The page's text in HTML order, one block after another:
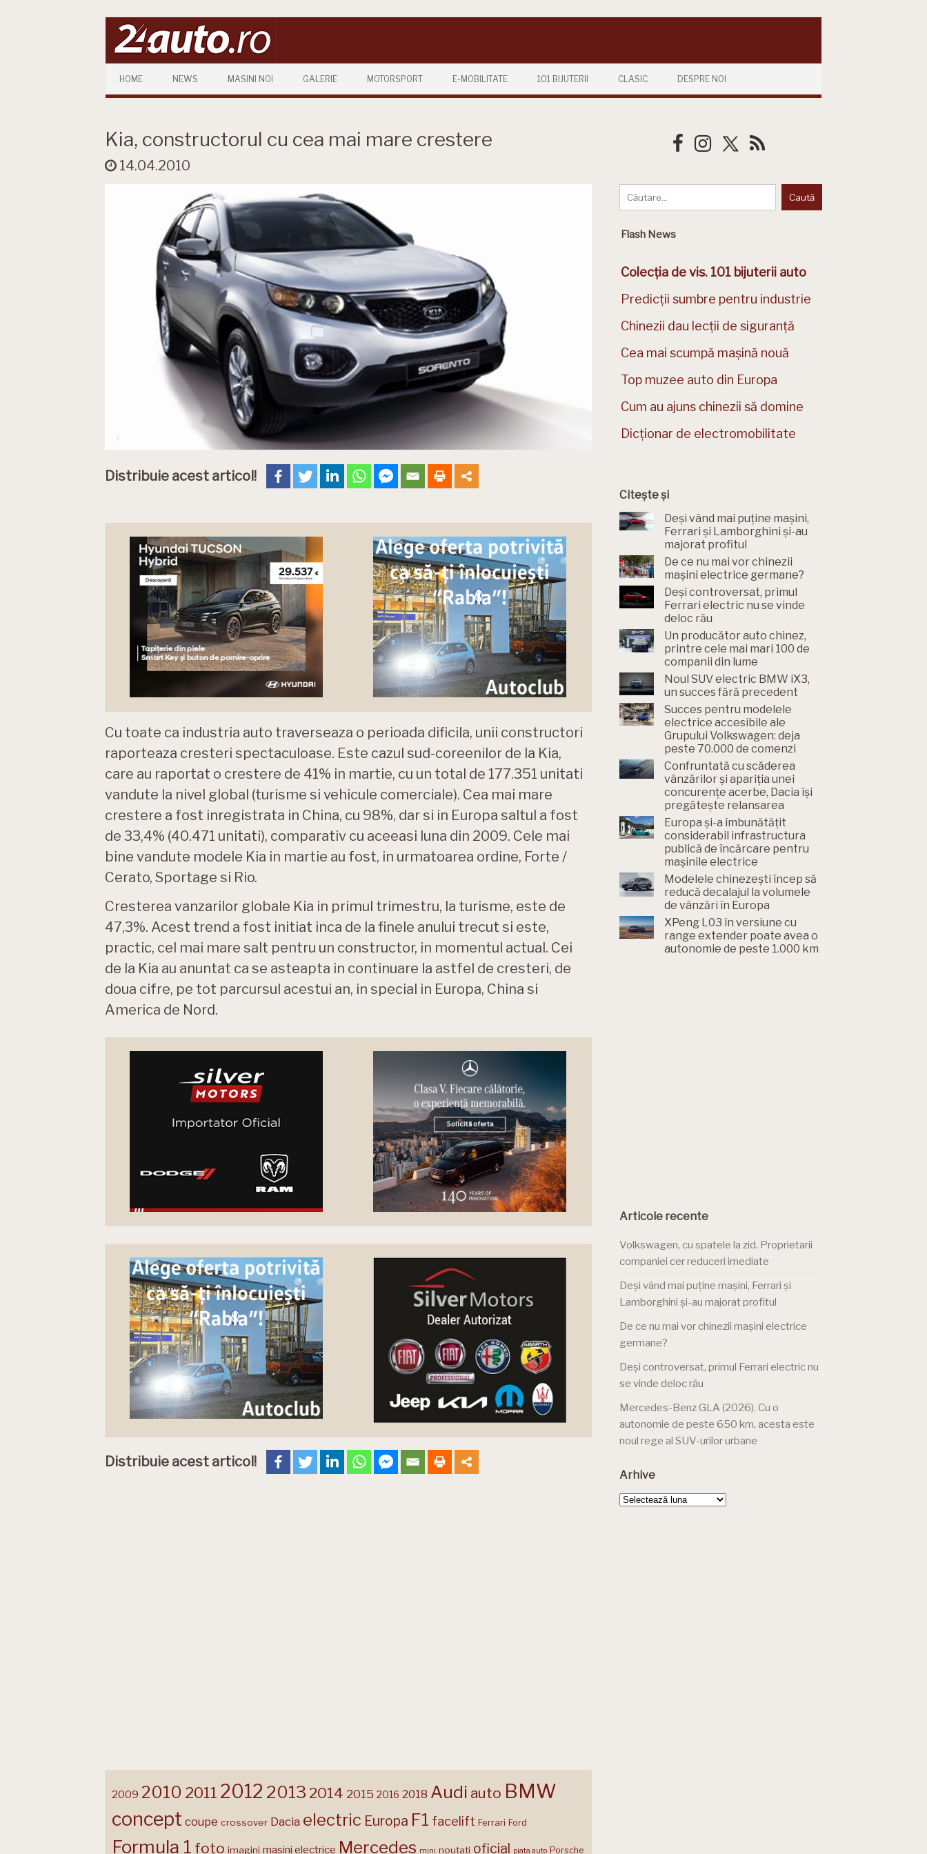
HOME NEWS MASINI NOI GALERIE MOTORSPORT E-MOBILITATE 101 BIJUTERII CLASIC DESPRE NOI
Kia, constructorul cu cea mai mare crestere
14.04.2010
Distribuie acest articol!
Cu toate ca industria auto traverseaza o perioada dificila, unii constructori
raporteaza cresteri spectaculoase. Este cazul sud-coreenilor de la Kia,
care au raportat o crestere de 41% in martie, cu un total de 177.351 unitati
vandute la nivel global (turisme si vehicule comerciale). Cea mai mare
crestere a fost inregistrata in China, cu 98%, dar si in Europa saltul a fost
de 33,4% (40.471 unitati), comparativ cu aceeasi luna din 2009. Cele mai
bine vandute modele Kia in martie au fost, in urmatoarea ordine, Forte /
Cerato, Sportage si Rio.
Cresterea vanzarilor globale Kia in primul trimestru, la turisme, este de
47,3%. Acest trend a fost initiat inca de la finele anului trecut si este,
practic, cel mai mare salt pentru un constructor, in momentul actual. Cei
de la Kia au anuntat ca se asteapta in continuare la astfel de cresteri, de
doua cifre, pe tot parcursul acestui an, in special in Europa, China si
America de Nord.
Distribuie acest articol!
Flash News
Colecția de vis. 101 bijuterii auto
Predicții sumbre pentru industrie
Chinezii dau lecții de siguranță
Cea mai scumpă mașină nouă
Top muzee auto din Europa
Cum au ajuns chinezii să domine
Dicționar de electromobilitate
Citește și
Deși vând mai puține mașini,
Ferrari și Lamborghini și-au
majorat profitul
De ce nu mai vor chinezii
mașini electrice germane?
Deși controversat, primul
Ferrari electric nu se vinde
deloc rău
Un producător auto chinez,
printre cele mai mari 100 de
companii din lume
Noul SUV electric BMW iX3,
un succes fără precedent
Succes pentru modelele
electrice accesibile ale
Grupului Volkswagen: deja
peste 70.000 de comenzi
Confruntată cu scăderea
vânzărilor și apariția unei
concurențe acerbe, Dacia își
pregătește relansarea
Europa și-a îmbunătățit
considerabil infrastructura
publică de încărcare pentru
mașinile electrice
Modelele chinezești încep să
reducă decalajul la volumele
de vânzări în Europa
XPeng L03 în versiune cu
range extender poate avea o
autonomie de peste 1.000 km
Articole recente
Volkswagen, cu spatele la zid. Proprietarii
companiei cer reduceri imediate
Deși vând mai puține mașini, Ferrari și
Lamborghini și-au majorat profitul
De ce nu mai vor chinezii mașini electrice
germane?
Deși controversat, primul Ferrari electric nu
se vinde deloc rău
Mercedes-Benz GLA (2026). Cu o
autonomie de peste 650 km, acesta este
noul rege al SUV-urilor urbane
Arhive
Arhive
2009 2010 2011 2012 2013 2014 2015 2016 2018 Audi auto BMW
concept coupe crossover Dacia electric Europa F1 facelift Ferrari Ford
Formula 1 foto imagini masini electrice Mercedes mini noutati oficial piata auto Porsche